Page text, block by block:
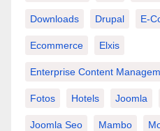
Downloads Drupal E-
Ecommerce Elxis
Enterprise Content
Fotos Hotels Joomla
Joomla Seo Mambo